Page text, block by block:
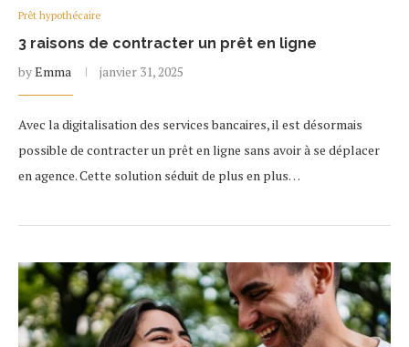
Prêt hypothécaire
3 raisons de contracter un prêt en ligne
byEmma janvier 31, 2025
Avec la digitalisation des services bancaires, il est désormais
possible de contracter un prêt en ligne sans avoir à se déplacer
en agence. Cette solution séduit de plus en plus…